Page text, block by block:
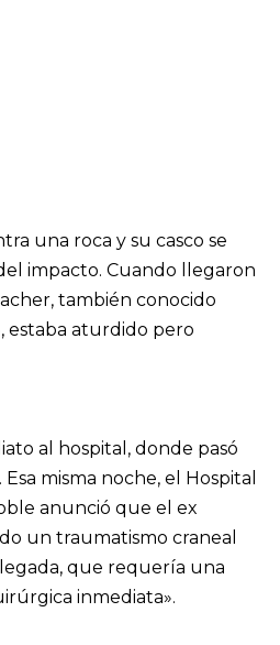
una roca y su casco se
impacto. Cuando llegaron
también conocido
estaba aturdido pero
al hospital, donde pasó
misma noche, el Hospital
anunció que el ex
un traumatismo craneal
que requería una
inmediata».